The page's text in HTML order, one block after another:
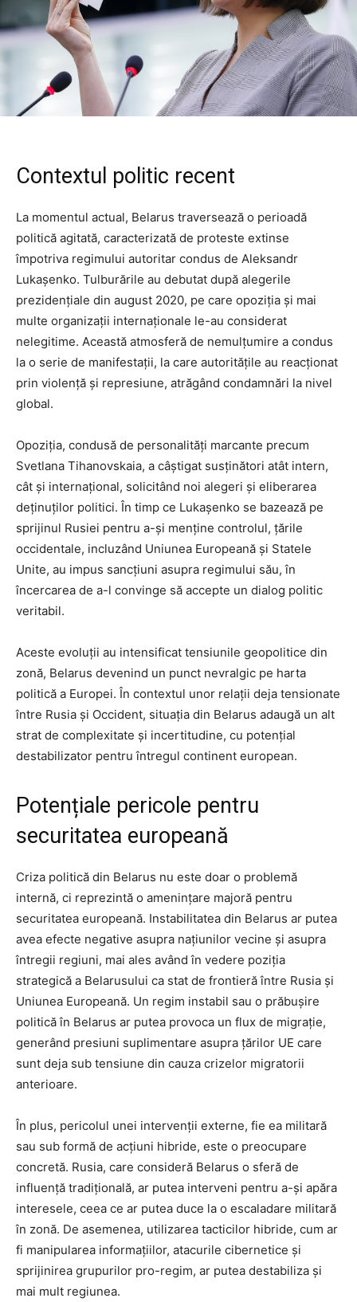
Contextul politic recent
La momentul actual, Belarus traversează o perioadă
politică agitată, caracterizată de proteste extinse
împotriva regimului autoritar condus de Aleksandr
Lukașenko. Tulburările au debutat după alegerile
prezidențiale din august 2020, pe care opoziția și mai
multe organizații internaționale le-au considerat
nelegitime. Această atmosferă de nemulțumire a condus
la o serie de manifestații, la care autoritățile au reacționat
prin violență și represiune, atrăgând condamnări la nivel
global.
Opoziția, condusă de personalități marcante precum
Svetlana Tihanovskaia, a câștigat susținători atât intern,
cât și internațional, solicitând noi alegeri și eliberarea
deținuților politici. În timp ce Lukașenko se bazează pe
sprijinul Rusiei pentru a-și menține controlul, țările
occidentale, incluzând Uniunea Europeană și Statele
Unite, au impus sancțiuni asupra regimului său, în
încercarea de a-l convinge să accepte un dialog politic
veritabil.
Aceste evoluții au intensificat tensiunile geopolitice din
zonă, Belarus devenind un punct nevralgic pe harta
politică a Europei. În contextul unor relații deja tensionate
între Rusia și Occident, situația din Belarus adaugă un alt
strat de complexitate și incertitudine, cu potențial
destabilizator pentru întregul continent european.
Potențiale pericole pentru
securitatea europeană
Criza politică din Belarus nu este doar o problemă
internă, ci reprezintă o amenințare majoră pentru
securitatea europeană. Instabilitatea din Belarus ar putea
avea efecte negative asupra națiunilor vecine și asupra
întregii regiuni, mai ales având în vedere poziția
strategică a Belarusului ca stat de frontieră între Rusia și
Uniunea Europeană. Un regim instabil sau o prăbușire
politică în Belarus ar putea provoca un flux de migrație,
generând presiuni suplimentare asupra țărilor UE care
sunt deja sub tensiune din cauza crizelor migratorii
anterioare.
În plus, pericolul unei intervenții externe, fie ea militară
sau sub formă de acțiuni hibride, este o preocupare
concretă. Rusia, care consideră Belarus o sferă de
influență tradițională, ar putea interveni pentru a-și apăra
interesele, ceea ce ar putea duce la o escaladare militară
în zonă. De asemenea, utilizarea tacticilor hibride, cum ar
fi manipularea informațiilor, atacurile cibernetice și
sprijinirea grupurilor pro-regim, ar putea destabiliza și
mai mult regiunea.